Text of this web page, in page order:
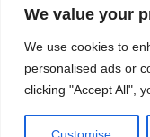
We value your
We use cookies to
personalised ads or
clicking "Accept All",
Sividuc.orgon
12/08/2016
[…] lại thì lại
thợ. Theo
học: sinh